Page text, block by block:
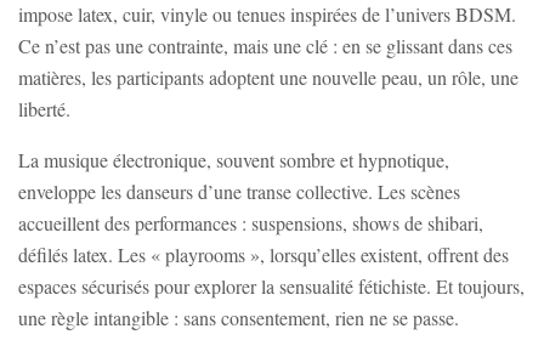
impose latex, cuir, vinyle ou tenues inspirées de l’univers BDSM.
Ce n’est pas une contrainte, mais une clé : en se glissant dans ces
matières, les participants adoptent une nouvelle peau, un rôle, une
liberté.
La musique électronique, souvent sombre et hypnotique,
enveloppe les danseurs d’une transe collective. Les scènes
accueillent des performances : suspensions, shows de shibari,
défilés latex. Les « playrooms », lorsqu’elles existent, offrent des
espaces sécurisés pour explorer la sensualité fétichiste. Et toujours,
une règle intangible : sans consentement, rien ne se passe.